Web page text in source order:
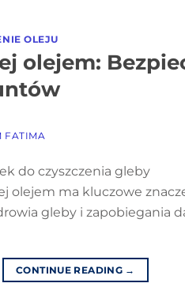
OLEJU
olejem:
FATIMA
do czyszczenia gleby
olejem ma kluczowe
gleby i zapobiegania
CONTINUE READING →